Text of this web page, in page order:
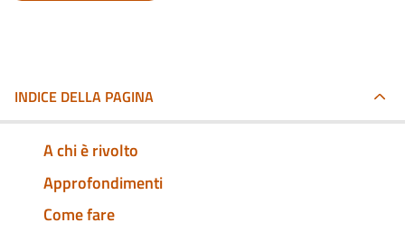
INDICE DELLA PAGINA
A chi è rivolto
Approfondimenti
Come fare